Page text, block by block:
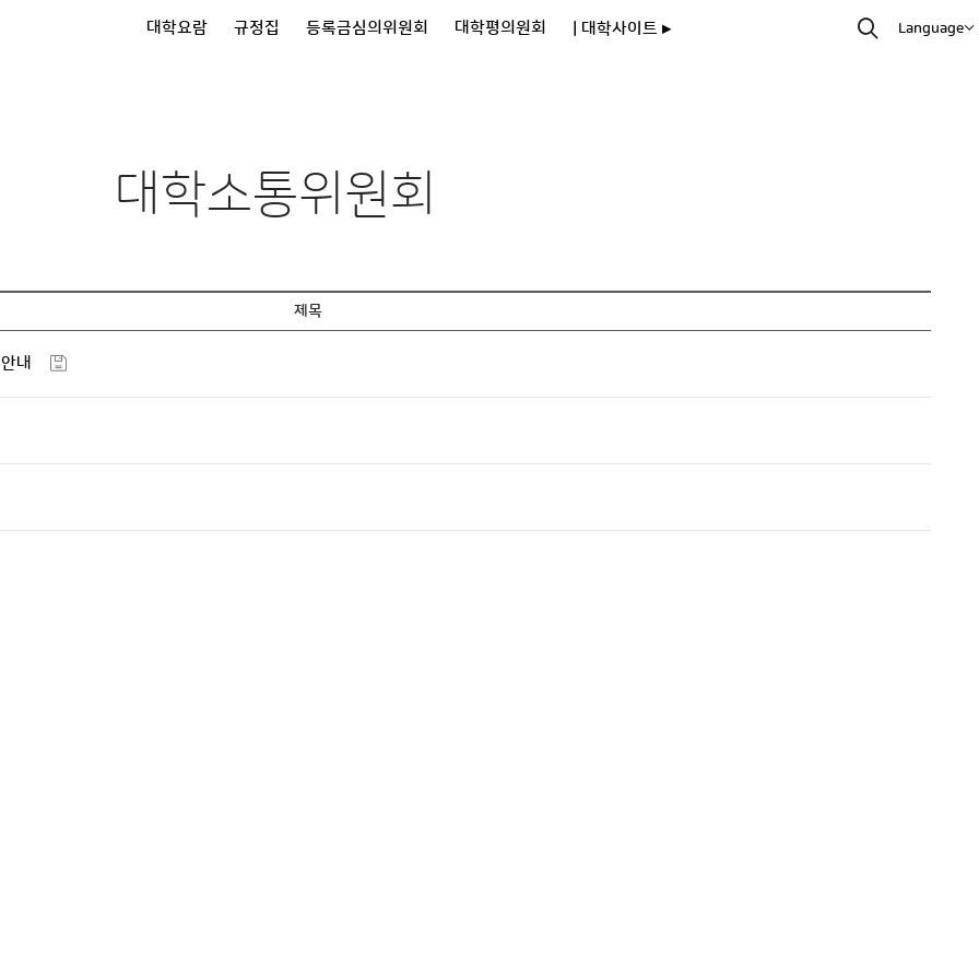
대학요람 규정집 등록금심의위원회 대학평의원회 | 대학사이트 ▸ Language
대학소통위원회
제목
내